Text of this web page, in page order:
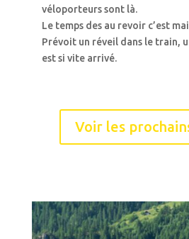
véloporteurs sont là.
Le temps des au revoir c’est
Prévoit un réveil dans le train,
est si vite arrivé.
Voir les